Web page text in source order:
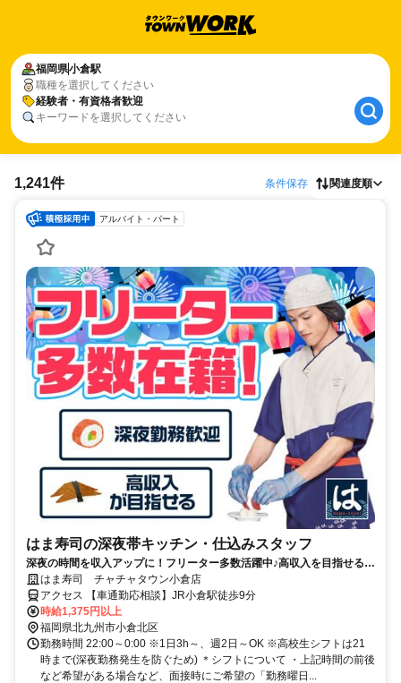
福岡県小倉駅
職種を選択してください
経験者・有資格者歓迎
キーワードを選択してください
1,241件 条件保存 関連度順
アルバイト・パート
はま寿司の深夜帯キッチン・仕込みスタッフ
深夜の時間を収入アップに！フリーター多数活躍中♪高収入を目指せる環
境です！
はま寿司 チャチャタウン小倉店
アクセス 【車通勤応相談】JR小倉駅徒歩9分
時給1,375円以上
福岡県北九州市小倉北区
勤務時間 22:00～0:00 ※1日3h～、週2日～OK ※高校生シフトは21
時まで(深夜勤務発生を防ぐため) ＊シフトについて ・上記時間の前後
など希望がある場合など、面接時にご希望の「勤務曜日...